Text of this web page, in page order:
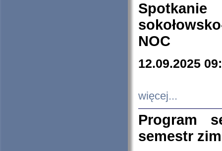
NOC
12.09.2025
więcej...
Program
semestr